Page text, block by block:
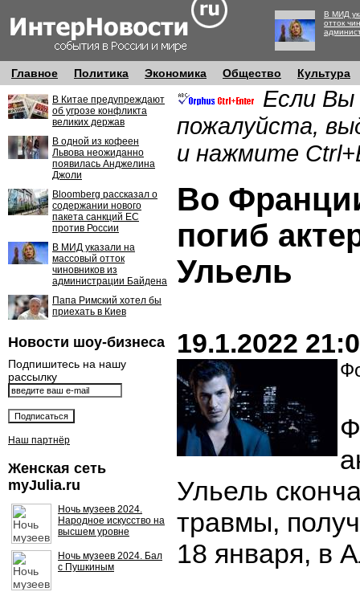
В МИД
отток
Главное Политика Экономика Общество Культура
В Китае предупреждают
об угрозе конфликта
великих держав
В одной из кофеен
Львова неожиданно
появилась Анджелина
Джоли
Bloomberg рассказал о
содержании нового
пакета санкций ЕС
против России
В МИД указали на
массовый отток
чиновников из
администрации Байдена
Папа Римский хотел бы
приехать в Киев
Новости шоу-бизнеса
Подпишитесь на нашу
рассылку
Наш партнёр
Женская сеть
myJulia.ru
Ночь музеев 2024.
Народное искусство на
высшем уровне
Ночь музеев 2024. Бал
с Пушкиным
Если Вы
пожалуйста,
и нажмите
Во
погиб
Ульель
19.1.2022
Ульель
травмы,
18 января, в